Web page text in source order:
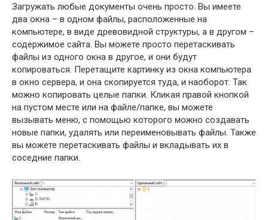
Загружать любые документы очень просто. Вы имеете
два окна – в одном файлы, расположенные на
компьютере, в виде древовидной структуры, а в другом –
содержимое сайта. Вы можете просто перетаскивать
файлы из одного окна в другое, и они будут
копироваться. Перетащите картинку из окна компьютера
в окно сервера, и она скопируется туда, и наоборот. Так
можно копировать целые папки. Кликая правой кнопкой
на пустом месте или на файле/папке, вы можете
вызывать меню, с помощью которого можно создавать
новые папки, удалять или переименовывать файлы. Также
вы можете перетаскивать файлы и вкладывать их в
соседние папки.